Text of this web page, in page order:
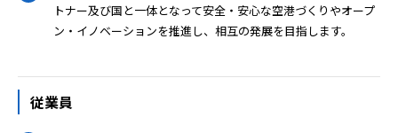
トナー及び国と一体となって安全・安心な空港づくりやオープ
ン・イノベーションを推進し、相互の発展を目指します。
従業員